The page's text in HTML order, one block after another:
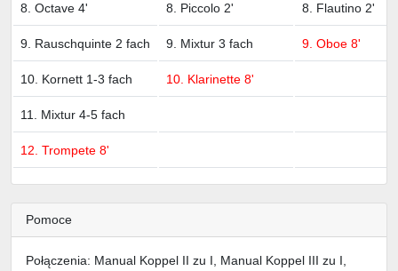
8. Octave 4' 8. Piccolo 2' 8. Flautino 2'
9. Rauschquinte 2 fach 9. Mixtur 3 fach 9. Oboe 8'
10. Kornett 1-3 fach 10. Klarinette 8'
11. Mixtur 4-5 fach
12. Trompete 8'
Pomoce
Połączenia: Manual Koppel II zu I, Manual Koppel III zu I,